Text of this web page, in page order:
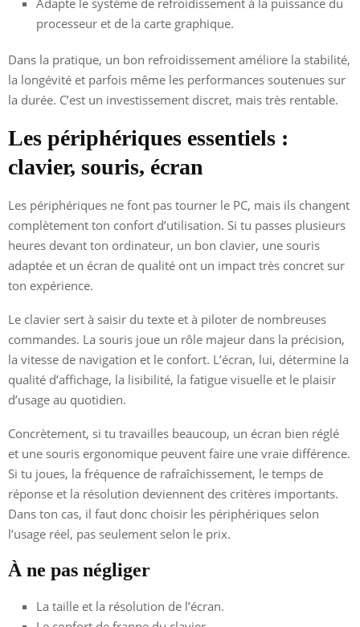
processeur et de la carte graphique.
Dans la pratique, un bon refroidissement améliore la stabilité,
la longévité et parfois même les performances soutenues sur
la durée. C’est un investissement discret, mais très rentable.
Les périphériques essentiels :
clavier, souris, écran
Les périphériques ne font pas tourner le PC, mais ils changent
complètement ton confort d’utilisation. Si tu passes plusieurs
heures devant ton ordinateur, un bon clavier, une souris
adaptée et un écran de qualité ont un impact très concret sur
ton expérience.
Le clavier sert à saisir du texte et à piloter de nombreuses
commandes. La souris joue un rôle majeur dans la précision,
la vitesse de navigation et le confort. L’écran, lui, détermine la
qualité d’affichage, la lisibilité, la fatigue visuelle et le plaisir
d’usage au quotidien.
Concrètement, si tu travailles beaucoup, un écran bien réglé
et une souris ergonomique peuvent faire une vraie différence.
Si tu joues, la fréquence de rafraîchissement, le temps de
réponse et la résolution deviennent des critères importants.
Dans ton cas, il faut donc choisir les périphériques selon
l’usage réel, pas seulement selon le prix.
À ne pas négliger
La taille et la résolution de l’écran.